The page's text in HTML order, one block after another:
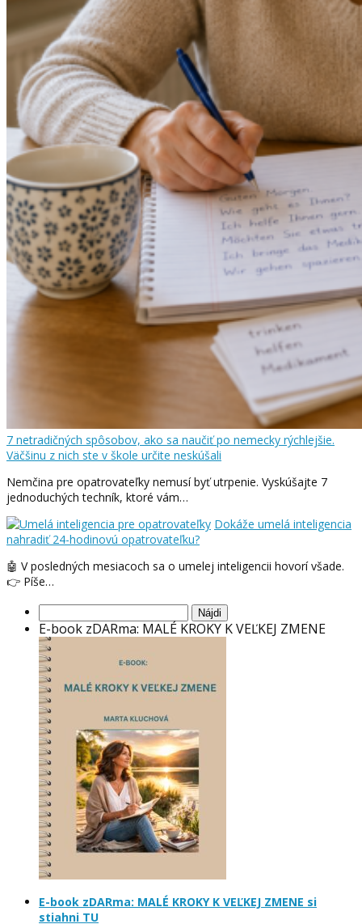
7 netradičných spôsobov, ako sa naučiť po nemecky rýchlejšie.
Väčšinu z nich ste v škole určite neskúšali
Nemčina pre opatrovateľky nemusí byť utrpenie. Vyskúšajte 7
jednoduchých techník, ktoré vám…
Dokáže umelá inteligencia
nahradiť 24-hodinovú opatrovateľku?
🤖 V posledných mesiacoch sa o umelej inteligencii hovorí všade.
👉 Píše…
E-book zDARma: MALÉ KROKY K VEĽKEJ ZMENE
E-book zDARma: MALÉ KROKY K VEĽKEJ ZMENE si
stiahni TU